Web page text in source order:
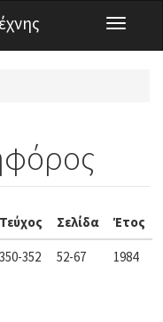
Toggle
Τεύχος Σελίδα Έτος
350-352 52-67 1984